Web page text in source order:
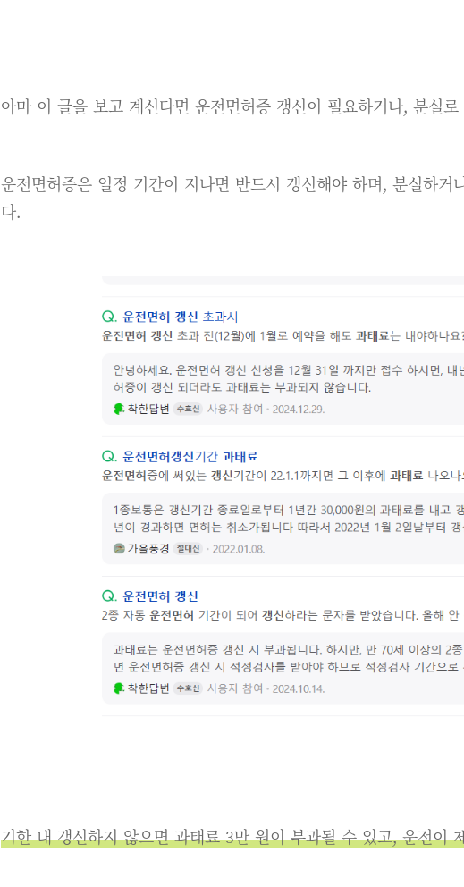
아마 이 글을 보고 계신다면 운전면허증 갱신이 필요하거나, 분실
운전면허증은 일정 기간이 지나면 반드시 갱신해야 하며, 분실하거
다.
기한 내 갱신하지 않으면 과태료 3만 원이 부과될 수 있고, 운전이